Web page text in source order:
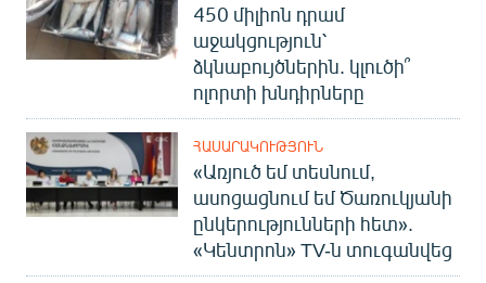
450 միլիոն դրամ
աջակցություն՝
ձկնաբույծներին. կլուծի՞
ոլորտի խնդիրները
ՀԱՍԱՐԱԿՈՒԹՅՈՒՆ
«Առյուծ եմ տեսնում,
ասոցացնում եմ Ծառուկյանի
ընկերությունների հետ».
«Կենտրոն» TV-ն տուգանվեց